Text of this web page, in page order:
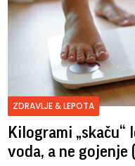
ZDRAVLJE & LEPOTA
Kilogrami
voda, a ne gojenje